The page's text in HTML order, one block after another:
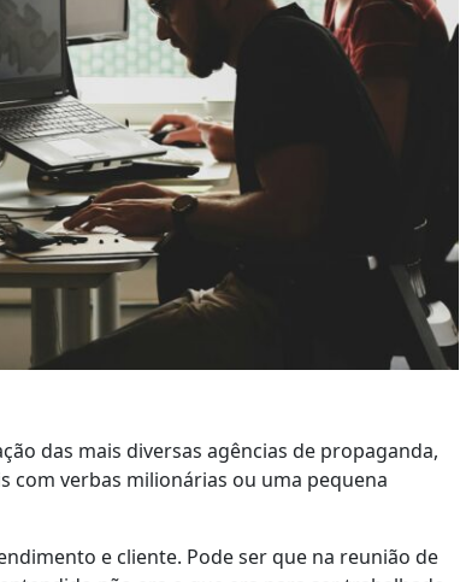
das mais diversas agências de propaganda,
com verbas milionárias ou uma pequena
e cliente. Pode ser que na reunião de